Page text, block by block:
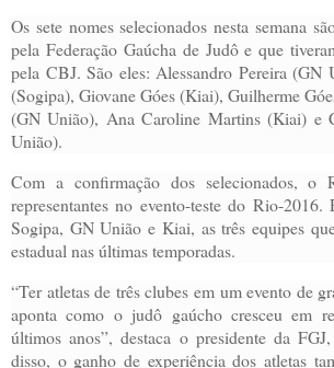
Os sete nomes selecionados nesta semana
pela Federação Gaúcha de Judô e que
pela CBJ. São eles: Alessandro Pereira (GN
(Sogipa), Giovane Góes (Kiai), Guilherme
(GN União), Ana Caroline Martins (Kiai) e
União).
Com a confirmação dos selecionados, o
representantes no evento-teste do Rio-2016.
Sogipa, GN União e Kiai, as três equipes
estadual nas últimas temporadas.
“Ter atletas de três clubes em um evento de
aponta como o judô gaúcho cresceu em
últimos anos”, destaca o presidente da
disso, o ganho de experiência dos atletas